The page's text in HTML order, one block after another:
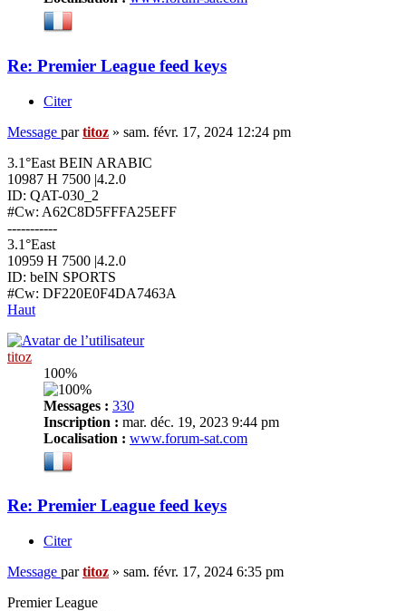
Re: Premier League feed keys
Citer
Message partitoz » sam. févr. 17, 2024 12:24 pm
3.1°East BEIN ARABIC
10987 H 7500 |4.2.0
ID: QAT-030_2
#Cw: A62C8D5FFFA25EFF
-----------
3.1°East
10959 H 7500 |4.2.0
ID: beIN SPORTS
#Cw: DF220E0F4DA7463A
Haut
titoz
100%
Messages : 330
Inscription : mar. déc. 19, 2023 9:44 pm
Localisation : www.forum-sat.com
Re: Premier League feed keys
Citer
Message partitoz » sam. févr. 17, 2024 6:35 pm
Premier League